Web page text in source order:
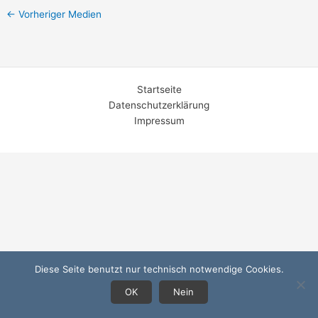
← Vorheriger Medien
Startseite
Datenschutzerklärung
Impressum
Diese Seite benutzt nur technisch notwendige Cookies.
OK
Nein